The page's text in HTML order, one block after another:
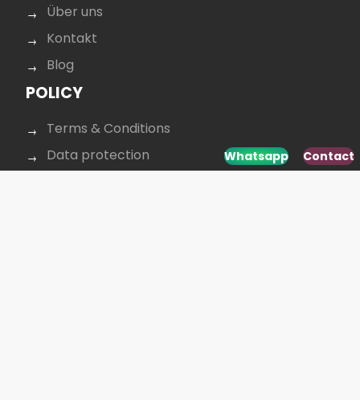
Whatsapp Contact
Über uns
Kontakt
Blog
POLICY
Terms & Conditions
Data protection